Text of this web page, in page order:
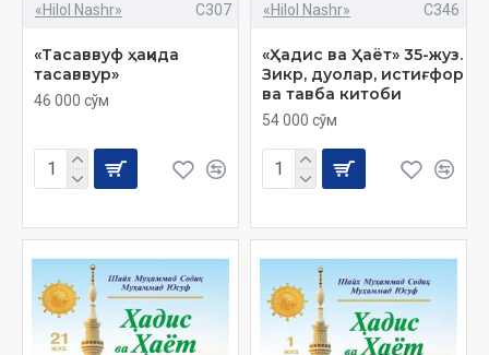
«Hilol Nashr» C307
«Тасаввуф ҳақида
тасаввур»
46 000 сўм
«Hilol Nashr» C346
«Ҳадис ва Ҳаёт» 35-жуз.
Зикр, дуолар, истиғфор
ва тавба китоби
54 000 сўм